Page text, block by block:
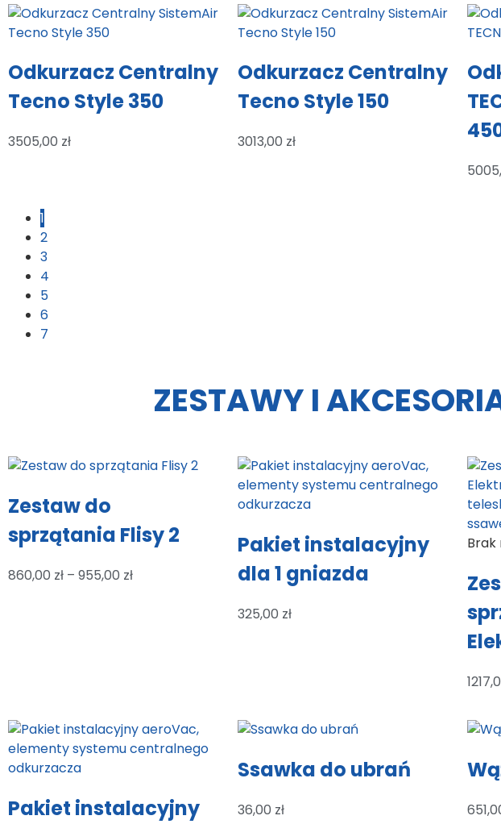
Odkurzacz Centralny
Tecno Style 350
3505,00 zł
Odkurzacz Centralny
Tecno Style 150
3013,00 zł
1
2
3
4
5
6
7
ZESTAWY I
Zestaw do
sprzątania Flisy 2
860,00 zł – 955,00 zł
Pakiet instalacyjny
dla 1 gniazda
325,00 zł
Brak
Pakiet instalacyjny
Ssawka do ubrań
36,00 zł